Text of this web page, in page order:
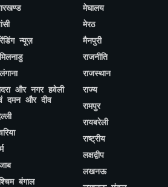
न्यूज़
और नगर हवेली
दमन और दीव
बंगाल
मेघालय
मेरठ
मैनपुरी
राजनीति
राजस्थान
राज्य
रामपुर
रायबरेली
राष्ट्रीय
लक्षद्वीप
लखनऊ